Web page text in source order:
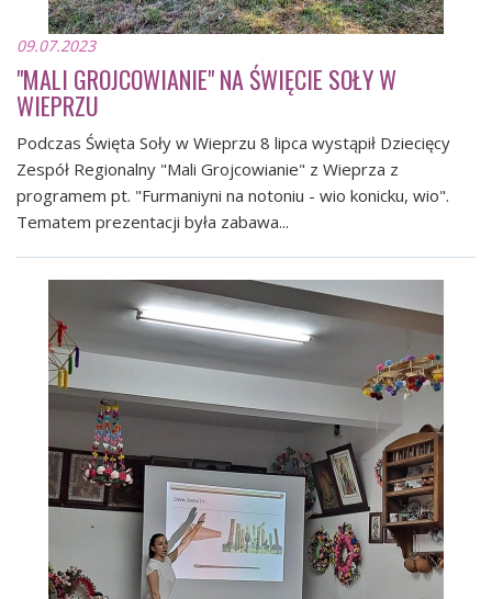
09.07.2023
"MALI GROJCOWIANIE" NA ŚWIĘCIE SOŁY W
WIEPRZU
Podczas Święta Soły w Wieprzu 8 lipca wystąpił Dziecięcy
Zespół Regionalny "Mali Grojcowianie" z Wieprza z
programem pt. "Furmaniyni na notoniu - wio konicku, wio".
Tematem prezentacji była zabawa...